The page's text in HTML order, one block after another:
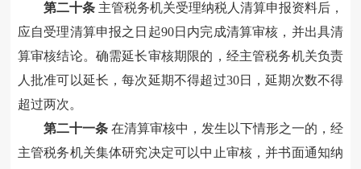
第二十条 主管税务机关受理纳税人清算申报资料后，
应自受理清算申报之日起90日内完成清算审核， 并出具清
算审核结论。 确需延长审核期限的 ，经主管税务机关负责
人批准可以延长，每次延期不得超过30日，延期次数不得
超过两次。
第二十一条 在清算审核中，发生以下情形之一的，经
主管税务机关集体研究决定可以中止审核，并书面通知纳